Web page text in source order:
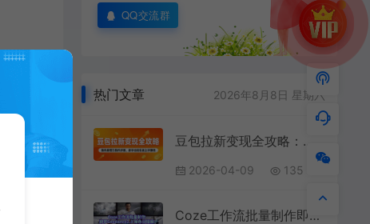
QQ交流群
热门文章 2026年8月8日 星期六
豆包拉新变现全攻略：简单易懂的操作步骤，新手也能快速上手赚钱
2026-04-09 135
Coze工作流批量制作即梦Seedance2.0角色分镜图，九宫格-十六宫格-二十五宫格一键生成，漫剧量产，效率翻倍